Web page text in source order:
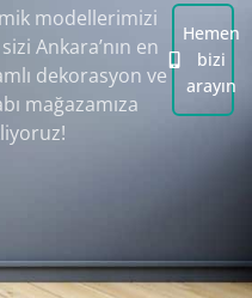
modellerimizi
Ankara’nın en
dekorasyon ve
mağazamıza
Hemen
bizi
arayın